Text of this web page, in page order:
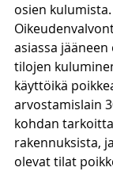
osien kulumista.
asiassa
tilojen
käyttöikä
arvostamislain
kohdan
rakennuksista,
olevat tilat